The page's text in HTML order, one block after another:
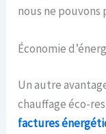
nous ne pouvons
Économie
Un autre
chauffage éco-
factures